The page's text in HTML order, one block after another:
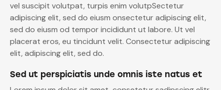
vel suscipit volutpat, turpis enim volutpSectetur
adipiscing elit, sed do eiusm onsectetur adipiscing elit,
sed do eiusm od tempor incididunt ut labore. Ut vel
placerat eros, eu tincidunt velit. Consectetur adipiscing
elit, adipiscing elit, sed do.
Sed ut perspiciatis unde omnis iste natus et